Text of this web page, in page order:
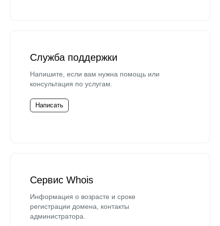
Служба поддержки
Напишите, если вам нужна помощь или
консультация по услугам.
Написать
Сервис Whois
Информация о возрасте и сроке
регистрации домена, контакты
администратора.